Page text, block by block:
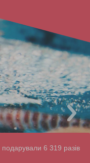
подарували 6 319 разів